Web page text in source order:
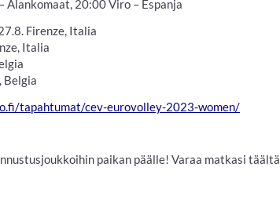
Alankomaat, 20:00 Viro – Espanja
Firenze, Italia
Italia
Belgia
tapahtumat/cev-eurovolley-2023-women/
paikan päälle! Varaa matkasi täältä